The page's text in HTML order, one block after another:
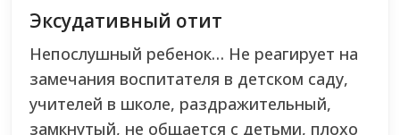
Эксудативный отит
Непослушный ребенок… Не реагирует на
замечания воспитателя в детском саду,
учителей в школе, раздражительный,
замкнутый, не общается с детьми, плохо